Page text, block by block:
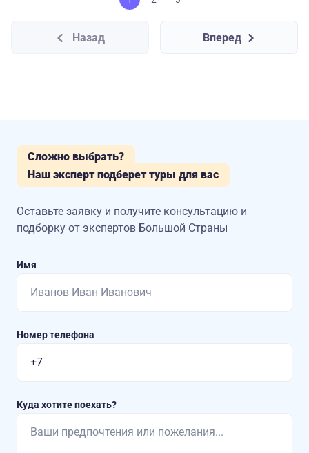
Назад Вперед
Сложно выбрать?
Наш эксперт подберет туры для вас
Оставьте заявку и получите консультацию и
подборку от экспертов Большой Страны
Имя
Номер телефона
Куда хотите поехать?